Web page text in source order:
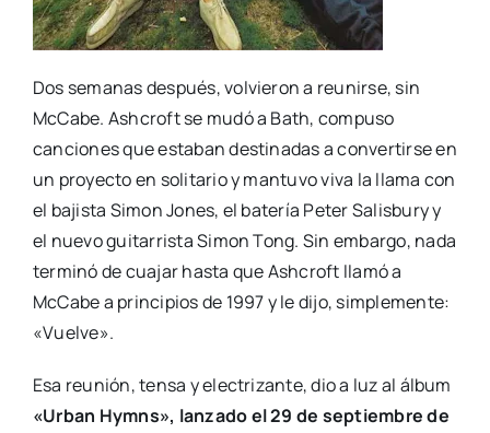
Dos semanas después, volvieron a reunirse, sin
McCabe. Ashcroft se mudó a Bath, compuso
canciones que estaban destinadas a convertirse en
un proyecto en solitario y mantuvo viva la llama con
el bajista Simon Jones, el batería Peter Salisbury y
el nuevo guitarrista Simon Tong. Sin embargo, nada
terminó de cuajar hasta que Ashcroft llamó a
McCabe a principios de 1997 y le dijo, simplemente:
«Vuelve».
Esa reunión, tensa y electrizante, dio a luz al álbum
«Urban Hymns», lanzado el 29 de septiembre de